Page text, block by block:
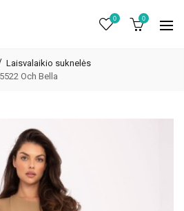
0 0
Laisvalaikio suknelės
Och Bella